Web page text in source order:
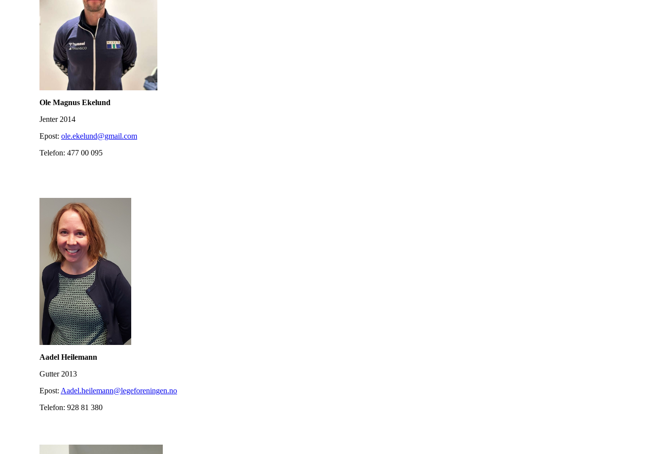
Ole Magnus Ekelund
Jenter 2014
Epost: ole.ekelund@gmail.com
Telefon: 477 00 095
Aadel Heilemann
Gutter 2013
Epost: Aadel.heilemann@legeforeningen.no
Telefon: 928 81 380